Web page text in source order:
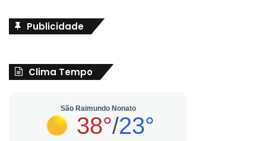
Publicidade
Clima Tempo